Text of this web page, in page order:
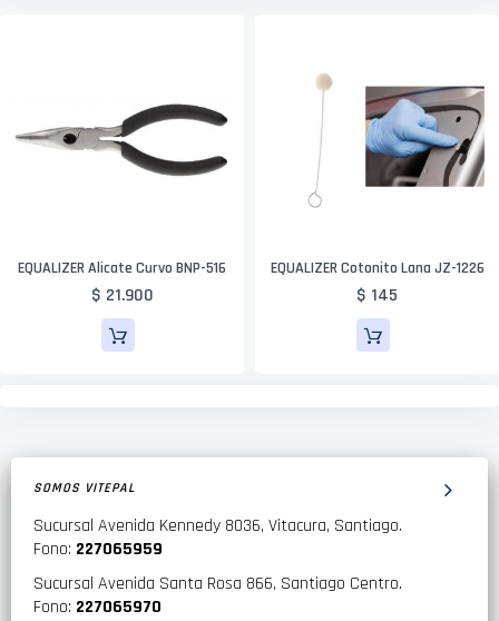
EQUALIZER Alicate Curvo BNP-516
$ 21.900
EQUALIZER Cotonito Lana JZ-1226
$ 145
SOMOS VITEPAL
Sucursal Avenida Kennedy 8036, Vitacura, Santiago.
Fono: 227065959
Sucursal Avenida Santa Rosa 866, Santiago Centro.
Fono: 227065970